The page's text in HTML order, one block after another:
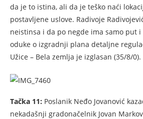
da je to istina, ali da je teško naći
postavljene uslove. Radivoje
neistinsa i da po negde ima samo put
oduke o izgradnji plana detaljne
Užice – Bela zemlja je izglasan (35/8/0).
Tačka 11: Poslanik Neđo Jovanović
nekadašnji gradonačelnik Jovan